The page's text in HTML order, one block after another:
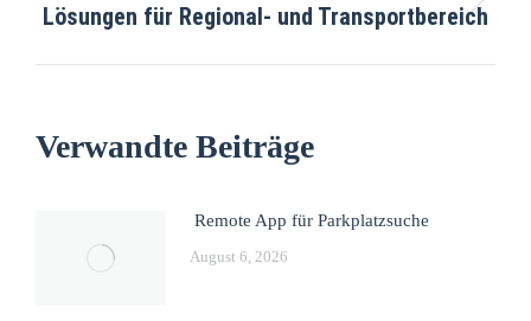
Lösungen für Regional- und Transportbereich
Verwandte Beiträge
Remote App für Parkplatzsuche
August 6, 2026